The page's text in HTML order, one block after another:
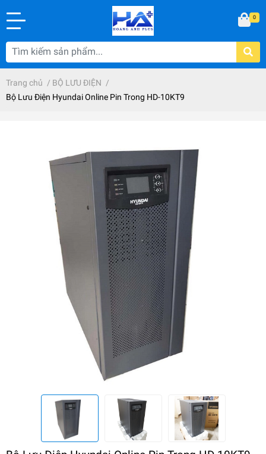
0
Trang chủ / BỘ LƯU ĐIỆN /
Bộ Lưu Điện Hyundai Online Pin Trong HD-10KT9